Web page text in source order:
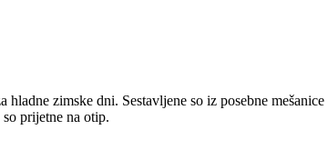
hladne zimske dni. Sestavljene so iz posebne
prijetne na otip.